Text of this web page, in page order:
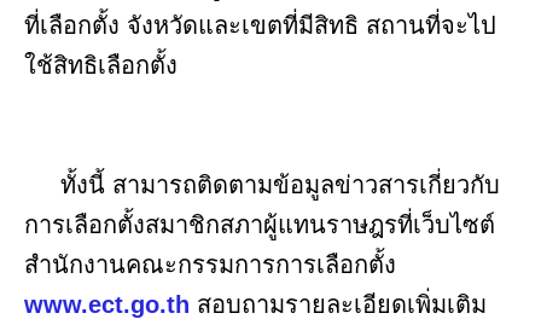
ที่เลือกตั้ง จังหวัดและเขตที่มีสิทธิ สถานที่จะไป
ใช้สิทธิเลือกตั้ง
ทั้งนี้ สามารถติดตามข้อมูลข่าวสารเกี่ยวกับ
การเลือกตั้งสมาชิกสภาผู้แทนราษฎรที่เว็บไซต์
สำนักงานคณะกรรมการการเลือกตั้ง
www.ect.go.th สอบถามรายละเอียดเพิ่มเติม